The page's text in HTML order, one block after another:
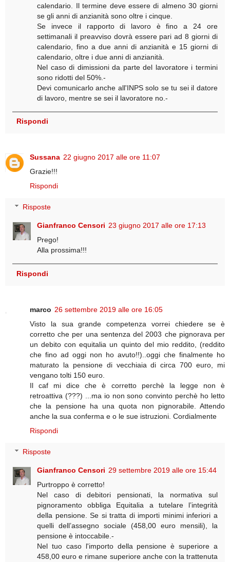
calendario. Il termine deve essere di almeno 30 giorni
se gli anni di anzianità sono oltre i cinque.
Se invece il rapporto di lavoro è fino a 24 ore
settimanali il preavviso dovrà essere pari ad 8 giorni di
calendario, fino a due anni di anzianità e 15 giorni di
calendario, oltre i due anni di anzianità.
Nel caso di dimissioni da parte del lavoratore i termini
sono ridotti del 50%.-
Devi comunicarlo anche all'INPS solo se tu sei il datore
di lavoro, mentre se sei il lavoratore no.-
Rispondi
Sussana 22 giugno 2017 alle ore 11:07
Grazie!!!
Rispondi
Risposte
Gianfranco Censori 23 giugno 2017 alle ore 17:13
Prego!
Alla prossima!!!
Rispondi
marco 26 settembre 2019 alle ore 16:05
Visto la sua grande competenza vorrei chiedere se è
corretto che per una sentenza del 2003 che pignorava per
un debito con equitalia un quinto del mio reddito, (reddito
che fino ad oggi non ho avuto!!)..oggi che finalmente ho
maturato la pensione di vecchiaia di circa 700 euro, mi
vengano tolti 150 euro.
Il caf mi dice che è corretto perchè la legge non è
retroattiva (???) ...ma io non sono convinto perchè ho letto
che la pensione ha una quota non pignorabile. Attendo
anche la sua conferma e o le sue istruzioni. Cordialmente
Rispondi
Risposte
Gianfranco Censori 29 settembre 2019 alle ore 15:44
Purtroppo è corretto!
Nel caso di debitori pensionati, la normativa sul
pignoramento obbliga Equitalia a tutelare l’integrità
della pensione. Se si tratta di importi minimi inferiori a
quelli dell’assegno sociale (458,00 euro mensili), la
pensione è intoccabile.-
Nel tuo caso l'importo della pensione è superiore a
458,00 euro e rimane superiore anche con la trattenuta